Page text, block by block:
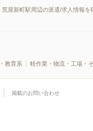
屋新町駅周辺の派遣/求人情報を
教育系 軽作業・物流・工場・
掲載のお問い合わせ